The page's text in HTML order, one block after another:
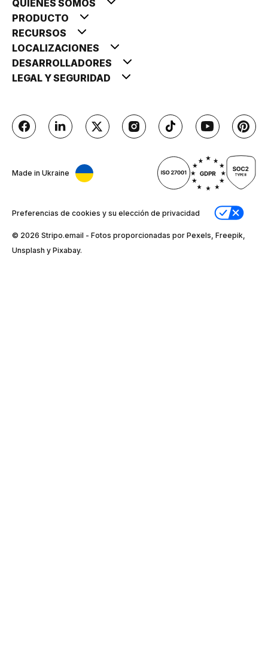
QUIÉNES SOMOS
PRODUCTO
RECURSOS
LOCALIZACIONES
DESARROLLADORES
LEGAL Y SEGURIDAD
Made in Ukraine
Preferencias de cookies y su elección de privacidad
© 2026 Stripо.email - Fotos proporcionadas por Pexels, Freepik,
Unsplash y Pixabay.